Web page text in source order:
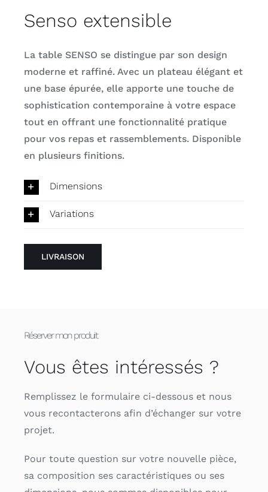
Senso extensible
La table SENSO se distingue par son design
moderne et raffiné. Avec un plateau élégant et
une base épurée, elle apporte une touche de
sophistication contemporaine à votre espace
tout en offrant une fonctionnalité pratique
pour vos repas et rassemblements. Disponible
en plusieurs finitions.
Dimensions
Variations
LIVRAISON
Réserver mon produit
Vous êtes intéressés ?
Remplissez le formulaire ci-dessous et nous
vous recontacterons afin d’échanger sur votre
projet.
Pour toute question sur votre nouvelle pièce,
sa composition ses caractéristiques ou ses